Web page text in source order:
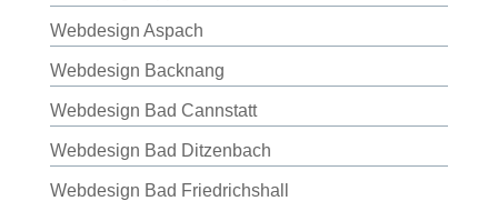
Webdesign Aspach
Webdesign Backnang
Webdesign Bad Cannstatt
Webdesign Bad Ditzenbach
Webdesign Bad Friedrichshall